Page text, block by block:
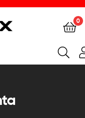
0